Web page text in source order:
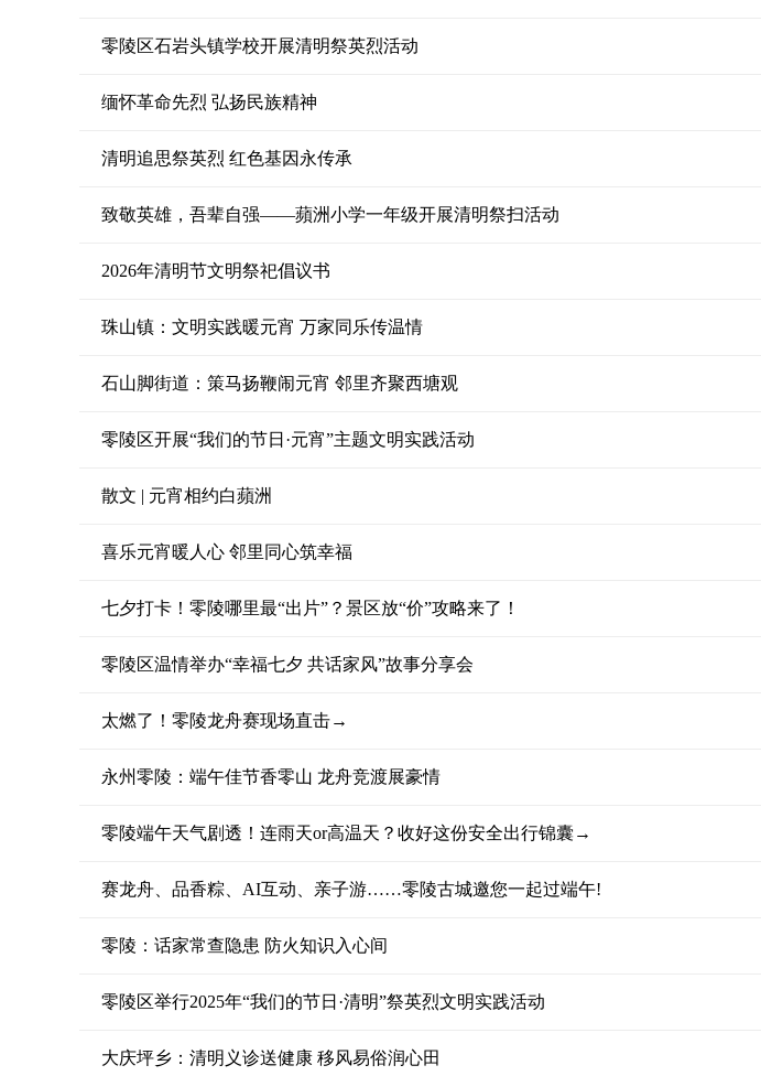
零陵区石岩头镇学校开展清明祭英烈活动
缅怀革命先烈 弘扬民族精神
清明追思祭英烈 红色基因永传承
致敬英雄，吾辈自强——蘋洲小学一年级开展清明祭扫活动
2026年清明节文明祭祀倡议书
珠山镇：文明实践暖元宵 万家同乐传温情
石山脚街道：策马扬鞭闹元宵 邻里齐聚西塘观
零陵区开展“我们的节日·元宵”主题文明实践活动
散文 | 元宵相约白蘋洲
喜乐元宵暖人心 邻里同心筑幸福
七夕打卡！零陵哪里最“出片”？景区放“价”攻略来了！
零陵区温情举办“幸福七夕 共话家风”故事分享会
太燃了！零陵龙舟赛现场直击→
永州零陵：端午佳节香零山 龙舟竞渡展豪情
零陵端午天气剧透！连雨天or高温天？收好这份安全出行锦囊→
赛龙舟、品香粽、AI互动、亲子游……零陵古城邀您一起过端午!
零陵：话家常查隐患 防火知识入心间
零陵区举行2025年“我们的节日·清明”祭英烈文明实践活动
大庆坪乡：清明义诊送健康 移风易俗润心田